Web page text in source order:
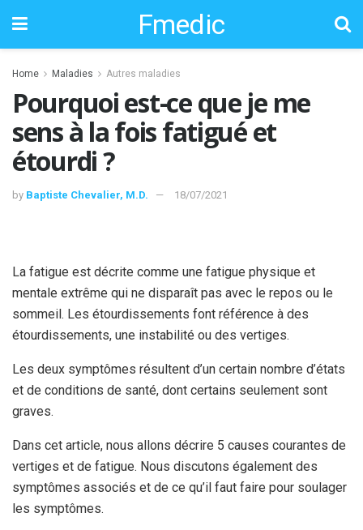
Fmedic
Home Maladies Autres maladies
Pourquoi est-ce que je me
sens à la fois fatigué et
étourdi ?
by Baptiste Chevalier, M.D. 18/07/2021
La fatigue est décrite comme une fatigue physique et
mentale extrême qui ne disparaît pas avec le repos ou le
sommeil. Les étourdissements font référence à des
étourdissements, une instabilité ou des vertiges.
Les deux symptômes résultent d’un certain nombre d’états
et de conditions de santé, dont certains seulement sont
graves.
Dans cet article, nous allons décrire 5 causes courantes de
vertiges et de fatigue. Nous discutons également des
symptômes associés et de ce qu’il faut faire pour soulager
les symptômes.